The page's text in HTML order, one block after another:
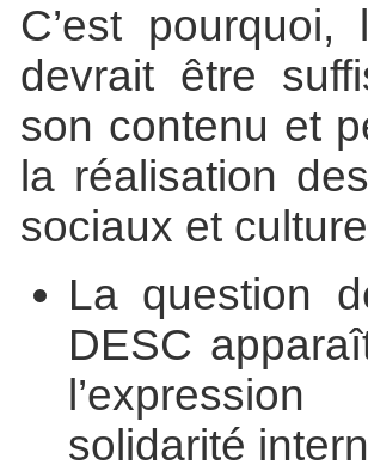
C’est
devrait être
son contenu et
la réalisation
sociaux et
La question
DESC
solidarité